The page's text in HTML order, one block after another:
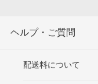
ヘルプ・ご質問
配送料について